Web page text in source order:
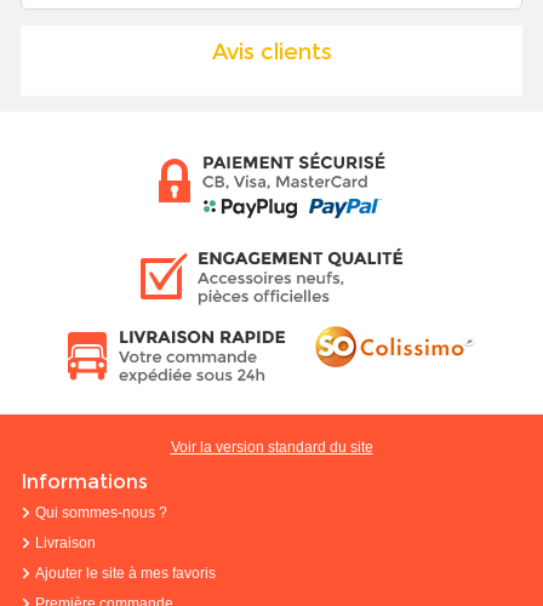
Avis clients
Voir la version standard du site
Informations
Qui sommes-nous ?
Livraison
Ajouter le site à mes favoris